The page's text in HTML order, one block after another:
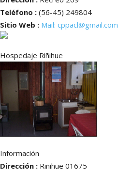
Teléfono : (56-45) 249804
Sitio Web : Mail: cppacl@gmail.com
Hospedaje Riñihue
Información
Dirección : Riñihue 01675